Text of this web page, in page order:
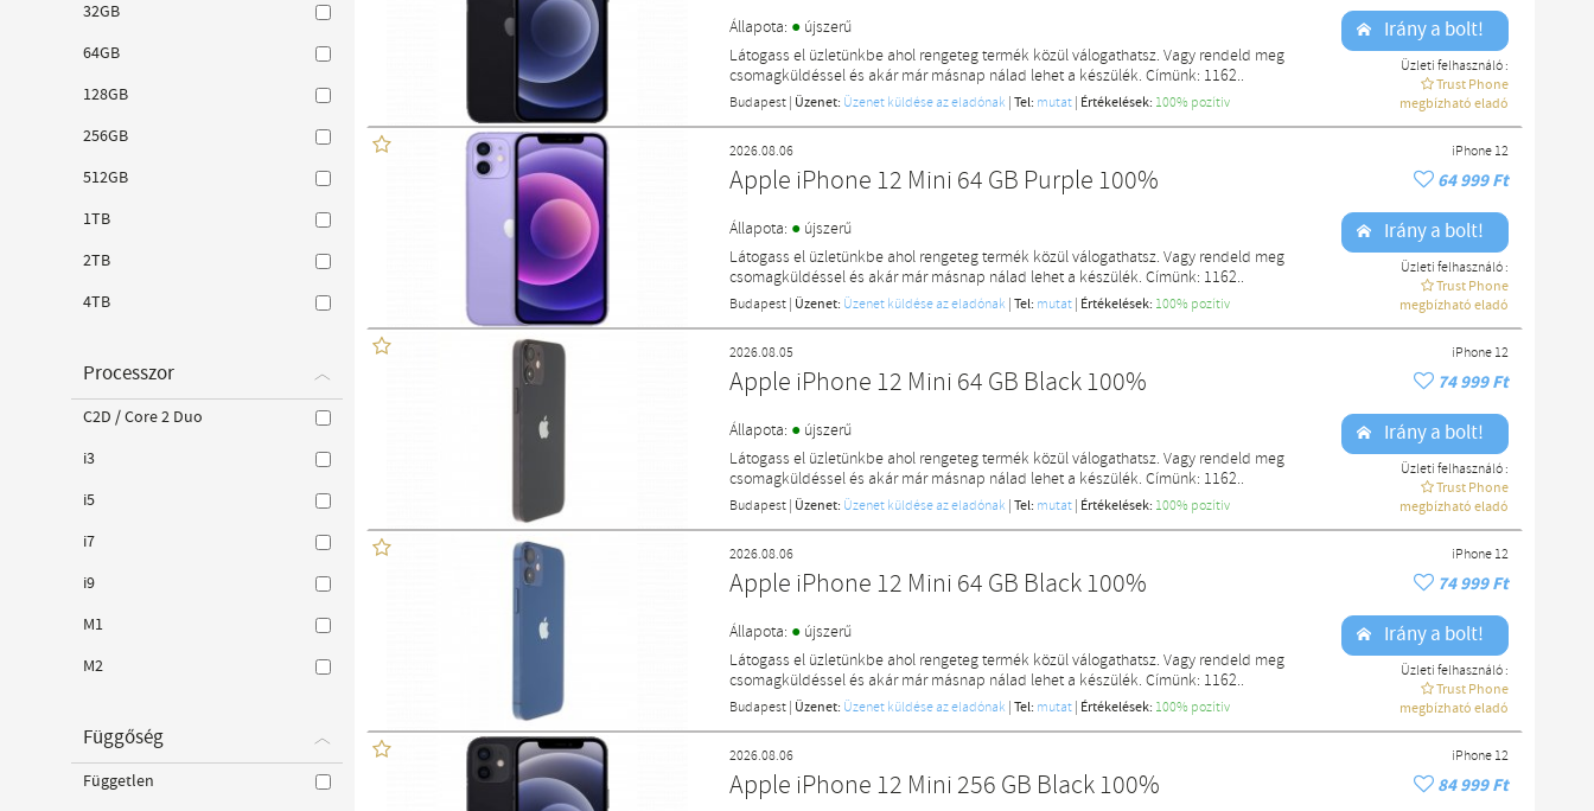
Állapota: ● újszerű
Látogass el üzletünkbe ahol rengeteg termék közül válogathatsz. Vagy rendeld meg
csomagküldéssel és akár már másnap nálad lehet a készülék. Címünk: 1162..
Budapest | Üzenet: Üzenet küldése az eladónak |Tel: mutat | Értékelések: 100% pozítiv
Irány a bolt!
Üzleti felhasználó :
Trust Phone
megbízható eladó
2026.08.06
Apple iPhone 12 Mini 64 GB Purple 100%
Állapota: ● újszerű
Látogass el üzletünkbe ahol rengeteg termék közül válogathatsz. Vagy rendeld meg
csomagküldéssel és akár már másnap nálad lehet a készülék. Címünk: 1162..
Budapest | Üzenet: Üzenet küldése az eladónak |Tel: mutat | Értékelések: 100% pozítiv
iPhone 12
64 999 Ft
Irány a bolt!
Üzleti felhasználó :
Trust Phone
megbízható eladó
2026.08.05
Apple iPhone 12 Mini 64 GB Black 100%
Állapota: ● újszerű
Látogass el üzletünkbe ahol rengeteg termék közül válogathatsz. Vagy rendeld meg
csomagküldéssel és akár már másnap nálad lehet a készülék. Címünk: 1162..
Budapest | Üzenet: Üzenet küldése az eladónak |Tel: mutat | Értékelések: 100% pozítiv
iPhone 12
74 999 Ft
Irány a bolt!
Üzleti felhasználó :
Trust Phone
megbízható eladó
2026.08.06
Apple iPhone 12 Mini 64 GB Black 100%
Állapota: ● újszerű
Látogass el üzletünkbe ahol rengeteg termék közül válogathatsz. Vagy rendeld meg
csomagküldéssel és akár már másnap nálad lehet a készülék. Címünk: 1162..
Budapest | Üzenet: Üzenet küldése az eladónak |Tel: mutat | Értékelések: 100% pozítiv
iPhone 12
74 999 Ft
Irány a bolt!
Üzleti felhasználó :
Trust Phone
megbízható eladó
2026.08.06
Apple iPhone 12 Mini 256 GB Black 100%
iPhone 12
84 999 Ft
32GB
64GB
128GB
256GB
512GB
1TB
2TB
4TB
Processzor
C2D / Core 2 Duo
i3
i5
i7
i9
M1
M2
Függőség
Független